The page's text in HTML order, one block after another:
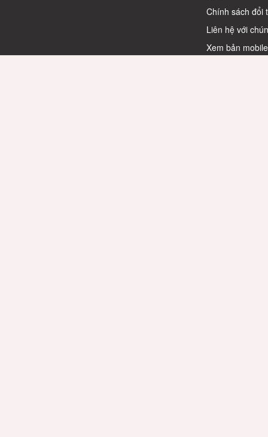
Chính sách đổi
Liên hệ với
Xem bản